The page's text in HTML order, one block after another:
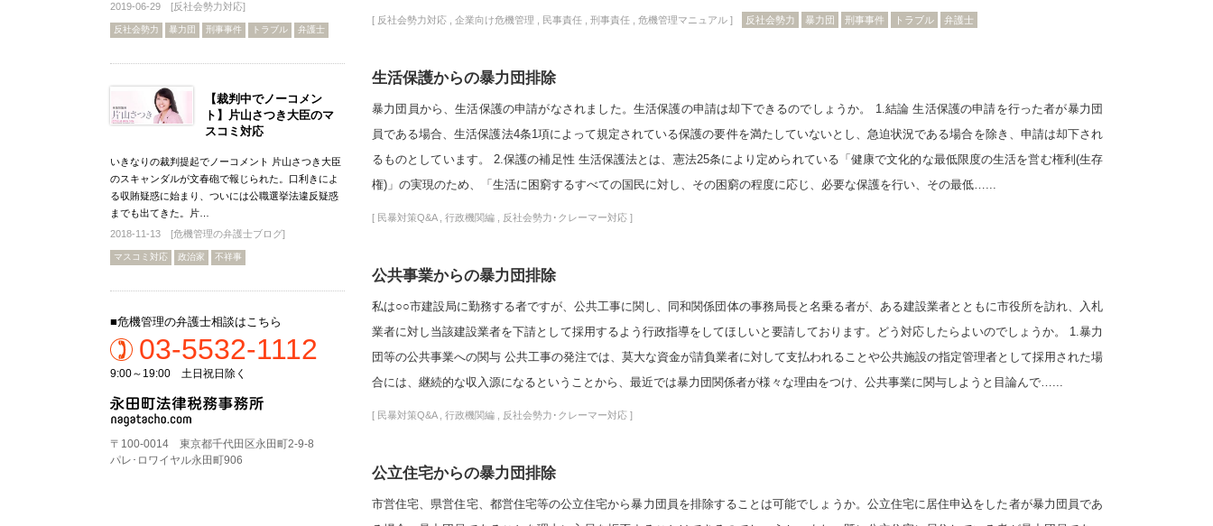
[ 反社会勢力対応 企業向け危機管理 民事責任 刑事責任 危機管理マニュアル ] 反社会勢力 暴力団 刑事事件 トラブル 弁護士
生活保護からの暴力団排除
暴力団員から、生活保護の申請がなされました。生活保護の申請は却下できるのでしょうか。 1.結論 生活保護の申請を行った者が暴力団
員である場合、生活保護法4条1項によって規定されている保護の要件を満たしていないとし、急迫状況である場合を除き、申請は却下され
るものとしています。 2.保護の補足性 生活保護法とは、憲法25条により定められている「健康で文化的な最低限度の生活を営む権利(生存
権)」の実現のため、「生活に困窮するすべての国民に対し、その困窮の程度に応じ、必要な保護を行い、その最低…...
[ 民暴対策Q&A, 行政機関編 反社会勢力･クレーマー対応 ]
公共事業からの暴力団排除
私は○○市建設局に勤務する者ですが、公共工事に関し、同和関係団体の事務局長と名乗る者が、ある建設業者とともに市役所を訪れ、入札
業者に対し当該建設業者を下請として採用するよう行政指導をしてほしいと要請しております。どう対応したらよいのでしょうか。 1.暴力
団等の公共事業への関与 公共工事の発注では、莫大な資金が請負業者に対して支払われることや公共施設の指定管理者として採用された場
合には、継続的な収入源になるということから、最近では暴力団関係者が様々な理由をつけ、公共事業に関与しようと目論んで…...
[ 民暴対策Q&A, 行政機関編 反社会勢力･クレーマー対応 ]
公立住宅からの暴力団排除
市営住宅、県営住宅、都営住宅等の公立住宅から暴力団員を排除することは可能でしょうか。公立住宅に居住申込をした者が暴力団員であ
2019-06-29 [反社会勢力対応]
反社会勢力 暴力団 刑事事件 トラブル 弁護士
【裁判中でノーコメン
ト】片山さつき大臣のマ
スコミ対応
いきなりの裁判提起でノーコメント 片山さつき大臣
のスキャンダルが文春砲で報じられた。口利きによ
る収賄疑惑に始まり、ついには公職選挙法違反疑惑
までも出てきた。片…
2018-11-13 [危機管理の弁護士ブログ]
マスコミ対応 政治家 不祥事
■危機管理の弁護士相談はこちら
03-5532-1112
9:00～19:00 土日祝日除く
〒100-0014 東京都千代田区永田町2-9-8
パレ･ロワイヤル永田町906